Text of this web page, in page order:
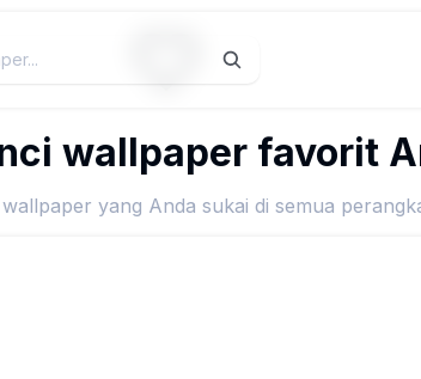
wallpaper favorit
yang Anda sukai di semua